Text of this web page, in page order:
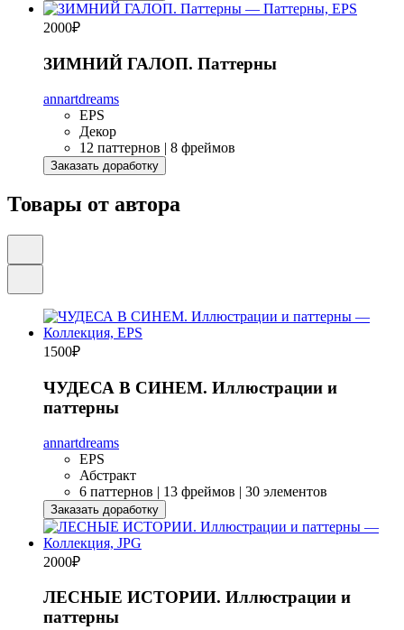
2000₽
ЗИМНИЙ ГАЛОП. Паттерны
annartdreams
EPS
Декор
12 паттернов | 8 фреймов
Заказать доработку
Товары от автора
1500₽
ЧУДЕСА В СИНЕМ. Иллюстрации и
паттерны
annartdreams
EPS
Абстракт
6 паттернов | 13 фреймов | 30 элементов
Заказать доработку
2000₽
ЛЕСНЫЕ ИСТОРИИ. Иллюстрации и
паттерны